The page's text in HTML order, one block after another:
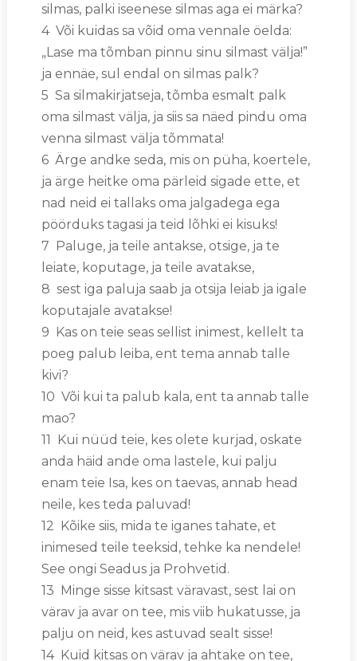
silmas, palki iseenese silmas aga ei märka?
4 Või kuidas sa võid oma vennale öelda:
„Lase ma tõmban pinnu sinu silmast välja!”
ja ennäe, sul endal on silmas palk?
5 Sa silmakirjatseja, tõmba esmalt palk
oma silmast välja, ja siis sa näed pindu oma
venna silmast välja tõmmata!
6 Ärge andke seda, mis on püha, koertele,
ja ärge heitke oma pärleid sigade ette, et
nad neid ei tallaks oma jalgadega ega
pöörduks tagasi ja teid lõhki ei kisuks!
7 Paluge, ja teile antakse, otsige, ja te
leiate, koputage, ja teile avatakse,
8 sest iga paluja saab ja otsija leiab ja igale
koputajale avatakse!
9 Kas on teie seas sellist inimest, kellelt ta
poeg palub leiba, ent tema annab talle
kivi?
10 Või kui ta palub kala, ent ta annab talle
mao?
11 Kui nüüd teie, kes olete kurjad, oskate
anda häid ande oma lastele, kui palju
enam teie Isa, kes on taevas, annab head
neile, kes teda paluvad!
12 Kõike siis, mida te iganes tahate, et
inimesed teile teeksid, tehke ka nendele!
See ongi Seadus ja Prohvetid.
13 Minge sisse kitsast väravast, sest lai on
värav ja avar on tee, mis viib hukatusse, ja
palju on neid, kes astuvad sealt sisse!
14 Kuid kitsas on värav ja ahtake on tee,